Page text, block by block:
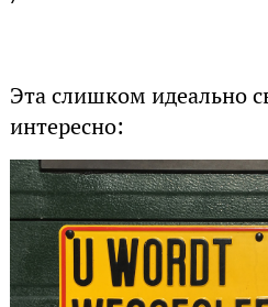
Эта слишком идеально
интересно: